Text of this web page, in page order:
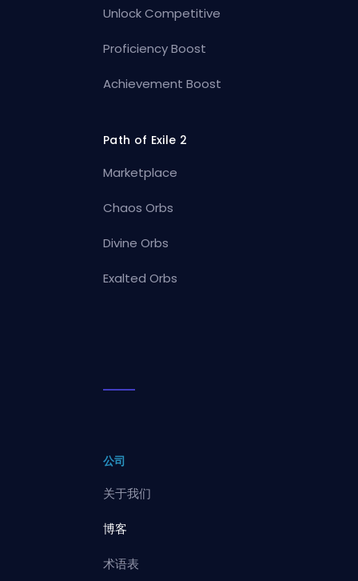
Unlock Competitive
Proficiency Boost
Achievement Boost
Path of Exile 2
Marketplace
Chaos Orbs
Divine Orbs
Exalted Orbs
公司
关于我们
博客
术语表